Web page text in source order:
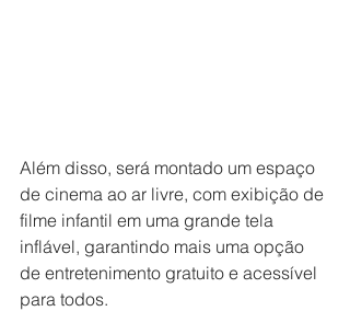
Além disso, será montado um espaço
de cinema ao ar livre, com exibição de
filme infantil em uma grande tela
inflável, garantindo mais uma opção
de entretenimento gratuito e acessível
para todos.